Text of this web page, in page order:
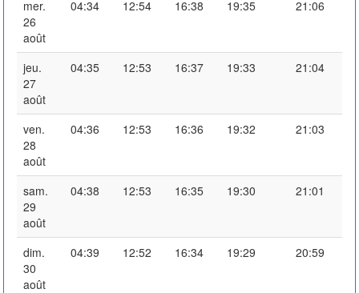
mer.
26
août
04:34 12:54 16:38 19:35 21:06
jeu.
27
août
04:35 12:53 16:37 19:33 21:04
ven.
28
août
04:36 12:53 16:36 19:32 21:03
sam.
29
août
04:38 12:53 16:35 19:30 21:01
dim.
30
août
04:39 12:52 16:34 19:29 20:59